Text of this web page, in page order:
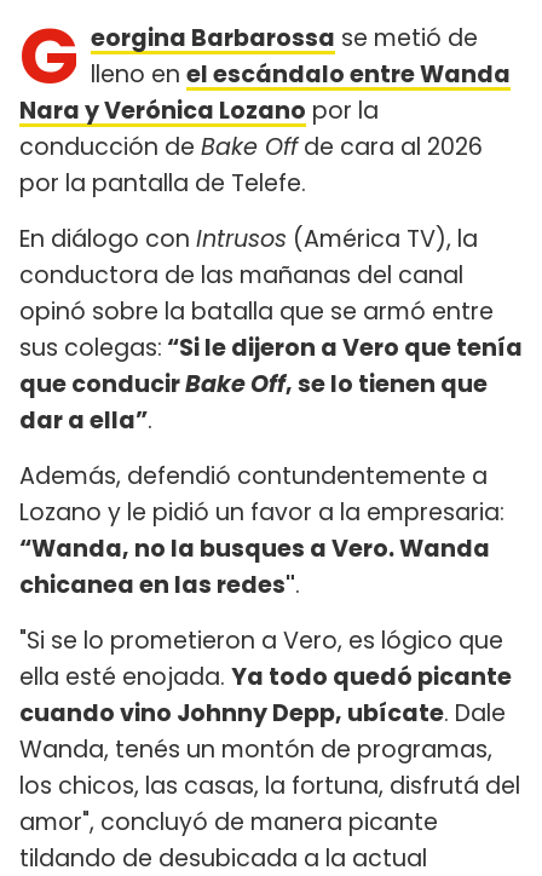
G eorgina Barbarossa se metió de
lleno en el escándalo entre Wanda
Nara y Verónica Lozano por la
conducción de Bake Offde cara al 2026
por la pantalla de Telefe.
En diálogo con Intrusos (América TV), la
conductora de las mañanas del canal
opinó sobre la batalla que se armó entre
sus colegas: “Si le dijeron a Vero que tenía
que conducirBake Off, se lo tienen que
dar a ella”.
Además, defendió contundentemente a
Lozano y le pidió un favor a la empresaria:
“Wanda, no la busques a Vero. Wanda
chicanea en las redes".
"Si se lo prometieron a Vero, es lógico que
ella esté enojada. Ya todo quedó picante
cuando vino Johnny Depp, ubícate. Dale
Wanda, tenés un montón de programas,
los chicos, las casas, la fortuna, disfrutá del
amor", concluyó de manera picante
tildando de desubicada a la actual